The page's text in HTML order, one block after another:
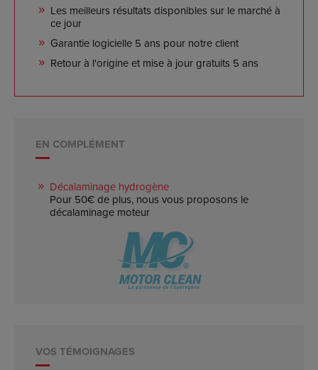
Les meilleurs résultats disponibles sur le marché à
ce jour
Garantie logicielle 5 ans pour notre client
Retour à l'origine et mise à jour gratuits 5 ans
EN COMPLÉMENT
Décalaminage hydrogène
Pour 50€ de plus, nous vous proposons le
décalaminage moteur
VOS TÉMOIGNAGES